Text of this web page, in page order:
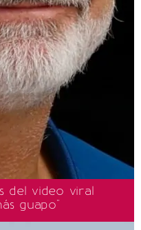
del video viral
guapo"